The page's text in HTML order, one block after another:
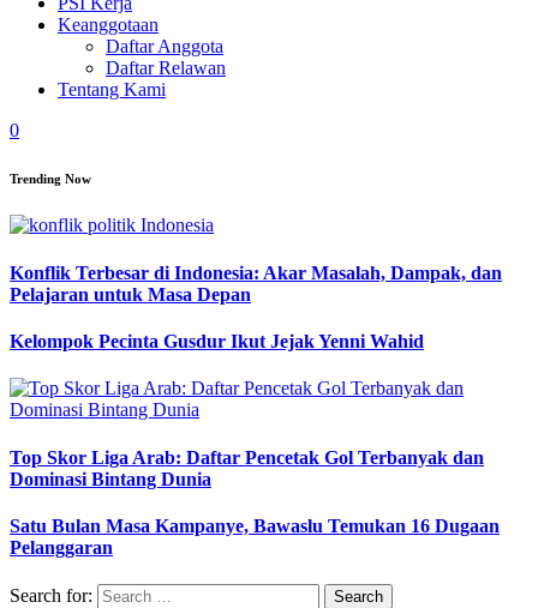
Keanggotaan
Daftar Anggota
Daftar Relawan
Tentang Kami
0
Trending Now
Konflik Terbesar di Indonesia: Akar Masalah, Dampak, dan
Pelajaran untuk Masa Depan
Kelompok Pecinta Gusdur Ikut Jejak Yenni Wahid
Top Skor Liga Arab: Daftar Pencetak Gol Terbanyak dan
Dominasi Bintang Dunia
Satu Bulan Masa Kampanye, Bawaslu Temukan 16 Dugaan
Pelanggaran
Search for: